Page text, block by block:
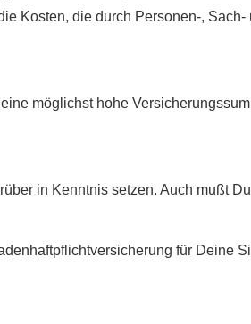
Kosten, die durch Per­sonen-, Sach-
möglichst hohe
in Kenntnis setzen. Auch mußt
für Deine